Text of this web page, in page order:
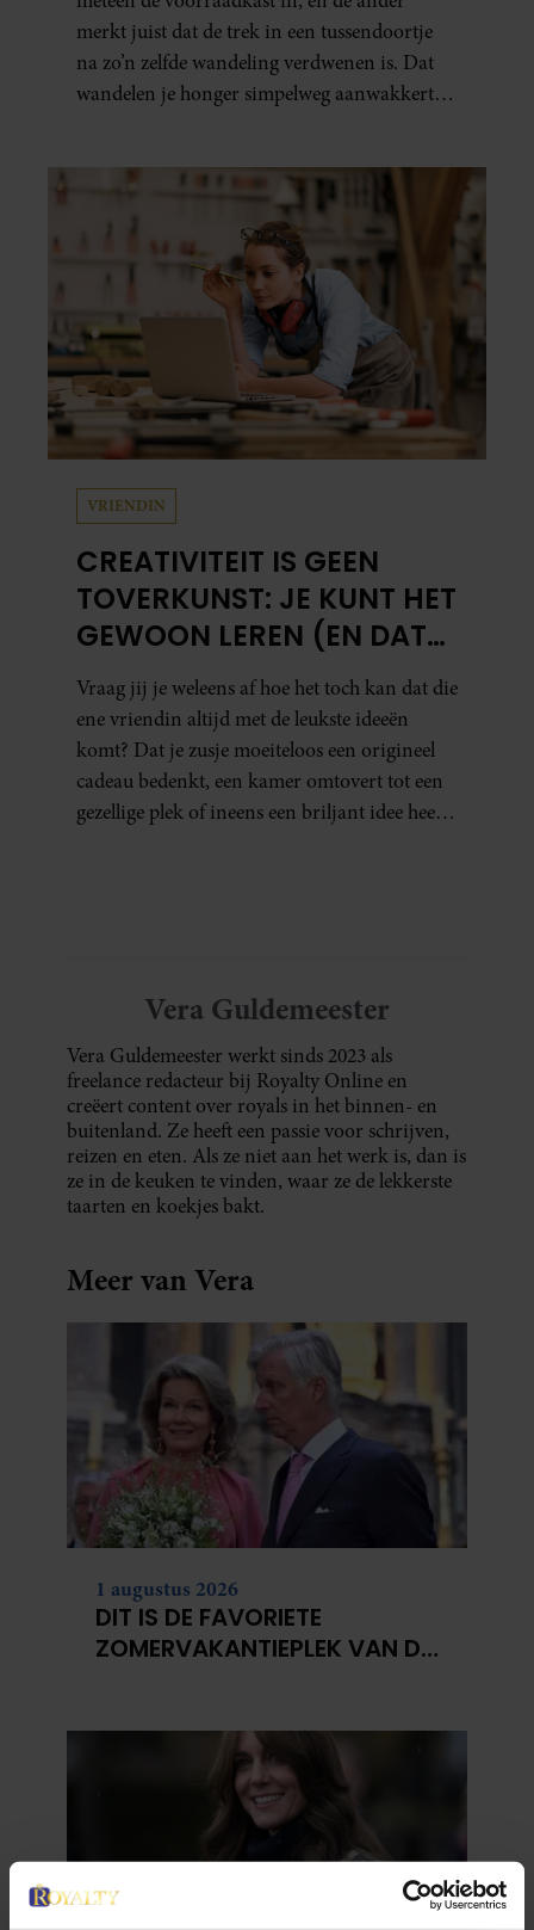
merkt juist dat de trek in een tussendoortje
na zo’n zelfde wandeling verdwenen is. Dat
wandelen je honger simpelweg aanwakkert,
VRIENDIN
CREATIVITEIT IS GEEN
TOVERKUNST: JE KUNT HET
GEWOON LEREN (EN DAT
DOE JE ZO)
Vraag jij je weleens af hoe het toch kan dat die
ene vriendin altijd met de leukste ideeën
komt? Dat je zusje moeiteloos een origineel
cadeau bedenkt, een kamer omtovert tot een
gezellige plek of ineens een briljant idee heeft
Vera Guldemeester
Vera Guldemeester werkt sinds 2023 als
freelance redacteur bij Royalty Online en
creëert content over royals in het binnen- en
buitenland. Ze heeft een passie voor schrijven,
reizen en eten. Als ze niet aan het werk is, dan is
ze in de keuken te vinden, waar ze de lekkerste
taarten en koekjes bakt.
Meer van Vera
1 augustus 2026
DIT IS DE FAVORIETE
ZOMERVAKANTIEPLEK VAN DE